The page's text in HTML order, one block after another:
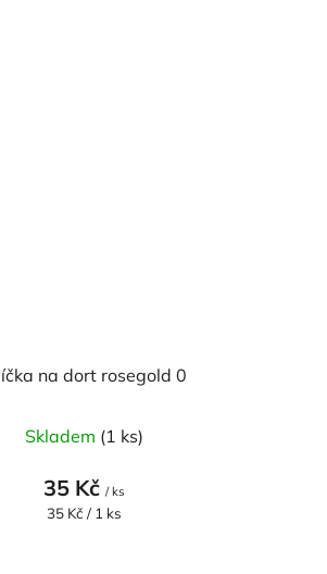
na dort rosegold 0
Skladem (1 ks)
35 Kč / ks
Měrná
35 Kč / 1 ks